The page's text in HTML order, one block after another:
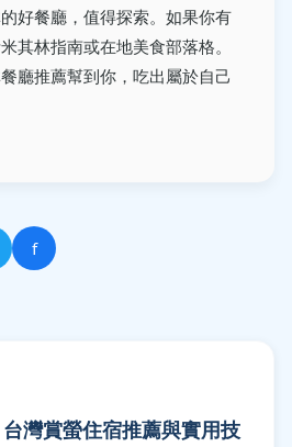
好餐廳，值得探索。如果你有
其林指南或在地美食部落格。
廳推薦幫到你，吃出屬於自己
f
灣賞螢住宿推薦與實用技